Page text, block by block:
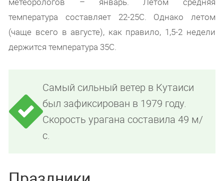
температура составляет 22-25С. Однако летом
(чаще всего в августе), как правило, 1,5-2 недели
держится температура 35С.
Самый сильный ветер в Кутаиси
был зафиксирован в 1979 году.
Скорость урагана составила 49 м/
с.